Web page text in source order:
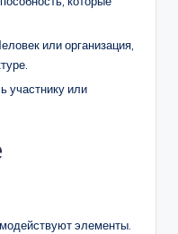
или организация,
участнику или
элементы.